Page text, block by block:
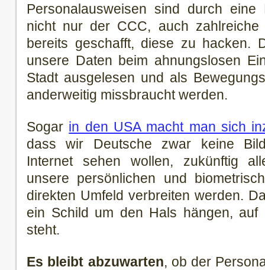
Personalausweisen sind durch eine
nicht nur der CCC, auch zahlreiche
bereits geschafft, diese zu hacken.
unsere Daten beim ahnungslosen
Stadt ausgelesen und als
anderweitig missbraucht werden.
Sogar in den USA macht man sich
dass wir Deutsche zwar keine
Internet sehen wollen, zukünftig
unsere persönlichen und
direkten Umfeld verbreiten werden.
ein Schild um den Hals hängen, auf
steht.
Es bleibt abzuwarten, ob der